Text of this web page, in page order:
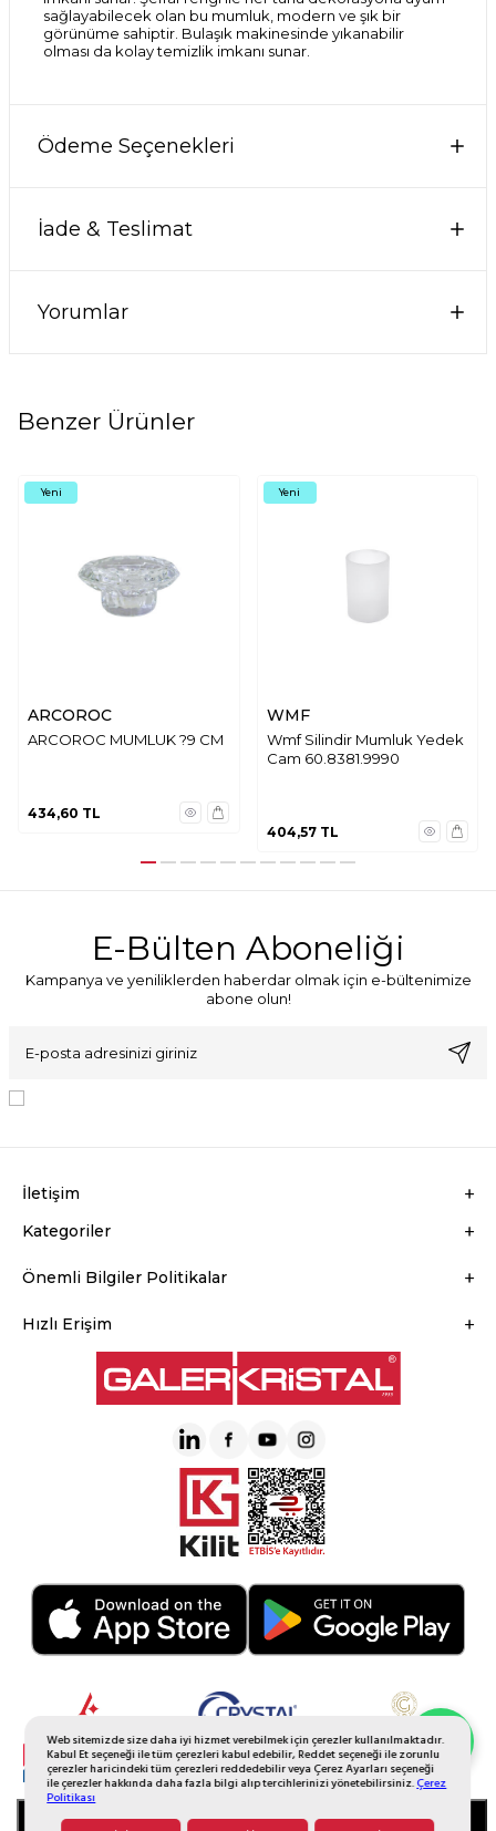
Web sitemizde size daha iyi hizmet verebilmek için çerezler kullanılmaktadır.
Kabul Et seçeneği ile tüm çerezleri kabul edebilir, Reddet seçeneği ile zorunlu
çerezler haricindeki tüm çerezleri reddedebilir veya Çerez Ayarları seçeneği
ile çerezler hakkında daha fazla bilgi alıp tercihlerinizi yönetebilirsiniz.Çerez
Politikası
SEPETE EKLE
sağlayabilecek olan bu mumluk, modern ve şık bir
görünüme sahiptir. Bulaşık makinesinde yıkanabilir
olması da kolay temizlik imkanı sunar.
Ödeme Seçenekleri
İade & Teslimat
Yorumlar
Benzer Ürünler
Yeni
ARCOROC
ARCOROC MUMLUK ?9 CM
434,60 TL
Yeni
WMF
Wmf Silindir Mumluk Yedek
Cam 60.8381.9990
404,57TL
E-Bülten Aboneliği
Kampanya ve yeniliklerden haberdar olmak için e-bültenimize
abone olun!
İletişim
Kategoriler
Önemli Bilgiler Politikalar
Hızlı Erişim
Whatsapp Sipariş